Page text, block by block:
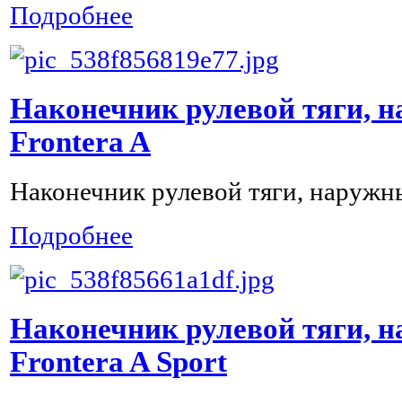
Подробнее
Наконечник рулевой тяги,
Frontera A
Наконечник рулевой тяги,
Подробнее
Наконечник рулевой тяги,
Frontera A Sport